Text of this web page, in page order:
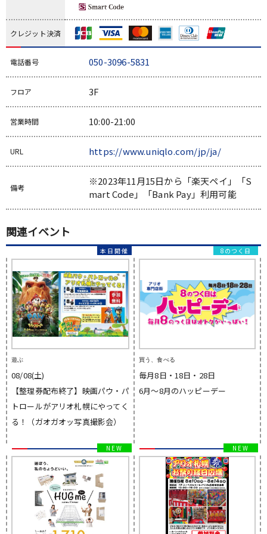
クレジット決済
電話番号 050-3096-5831
フロア 3F
営業時間 10:00-21:00
URL https://www.uniqlo.com/jp/ja/
備考
※2023年11月15日から「楽天ペイ」「S
mart Code」「Bank Pay」利用可能
関連イベント
遊ぶ
08/08(土)
【整理券配布終了】映画パウ・パ
トロールがアリオ札幌にやってく
る！（ガオガオッ写真撮影会）
買う、食べる
毎月8日・18日・28日
6月～8月のハッピーデー
8のつく日